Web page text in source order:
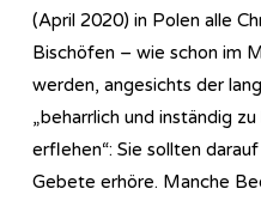
(April 2020) in Polen alle
Bischöfen – wie schon im
werden, angesichts der
„beharrlich und inständig
erflehen“: Sie sollten
Gebete erhöre. Manche